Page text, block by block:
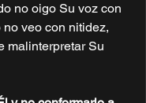
no oigo Su voz con
veo con nitidez,
malinterpretar Su